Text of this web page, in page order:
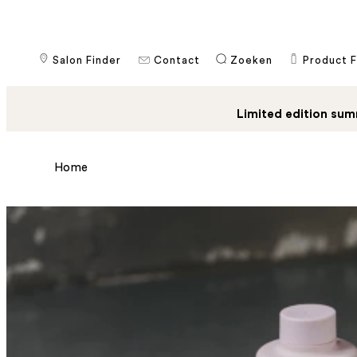
Salon Finder Contact ​Zoeken Product
Limited edition
Home